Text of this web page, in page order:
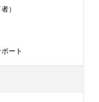
）
ート